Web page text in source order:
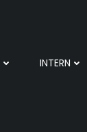
INTERN